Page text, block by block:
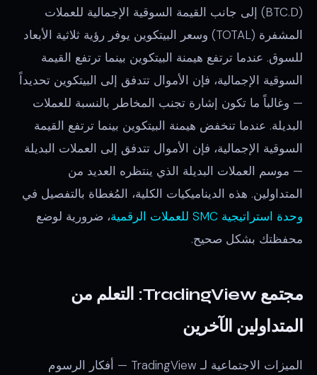
(BTC.D) إلى جانب القيمة السوقية الإجمالية للعملات
المشفرة (TOTAL) وسعر البيتكوين يوفر رؤية ثلاثية الأبعاد
للسوق. عندما ترتفع هيمنة البيتكوين بينما ترتفع القيمة
السوقية الإجمالية، فإن الأموال تتدفق إلى البيتكوين تحديداً
— وغالباً ما تكون إشارة تجنب المخاطر بالنسبة للعملات
البديلة. عندما تنخفض هيمنة البيتكوين بينما ترتفع القيمة
السوقية الإجمالية، فإن الأموال تتدفق إلى العملات البديلة
— موسم العملات البديلة الذي ينتظره العديد من
المتداولين. هذه الديناميكيات الكلية، المُغطاة بالتفصيل في
وحدة استراتيجية SMC للعملات الرقمية
، ضرورية لوضع
محفظتك بشكل صحيح.
مجتمع TradingView: التعلم من
المتداولين الآخرين
الميزات الاجتماعية لـ TradingView — أفكار الرسوم